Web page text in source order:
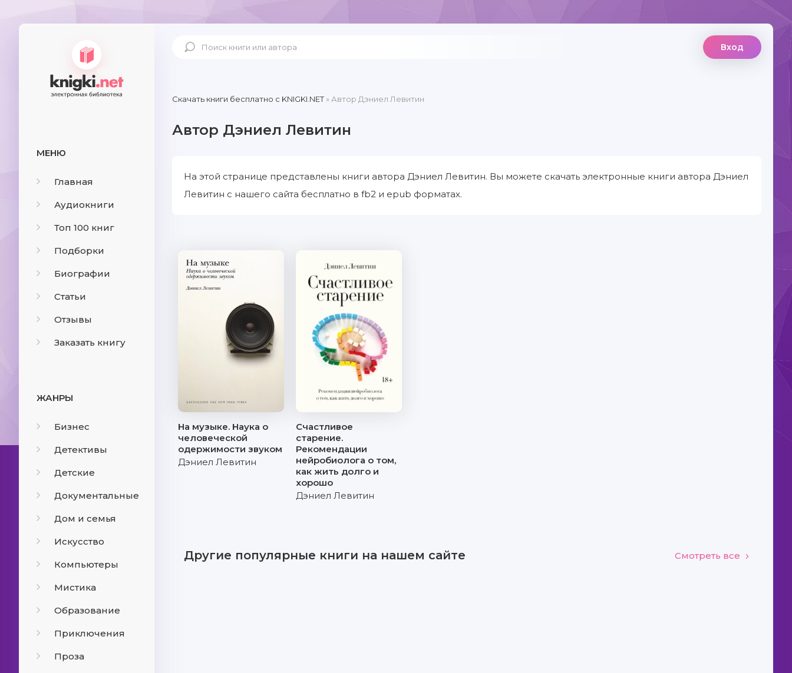
МЕНЮ
Главная
Аудиокниги
Топ 100 книг
Подборки
Биографии
Статьи
Отзывы
Заказать книгу
ЖАНРЫ
Бизнес
Детективы
Детские
Документальные
Дом и семья
Искусство
Компьютеры
Мистика
Образование
Приключения
Проза
Вход
Скачать книги бесплатно c KNIGKI.NET» Автор Дэниел Левитин
Автор Дэниел Левитин
На этой странице представлены книги автора Дэниел Левитин. Вы можете скачать электронные книги автора Дэниел
Левитин с нашего сайта бесплатно в fb2 и epub форматах.
На музыке. Наука о
человеческой
одержимости звуком
Дэниел Левитин
Счастливое
старение.
Рекомендации
нейробиолога о том,
как жить долго и
хорошо
Дэниел Левитин
Другие популярные книги на нашем сайте Смотреть все